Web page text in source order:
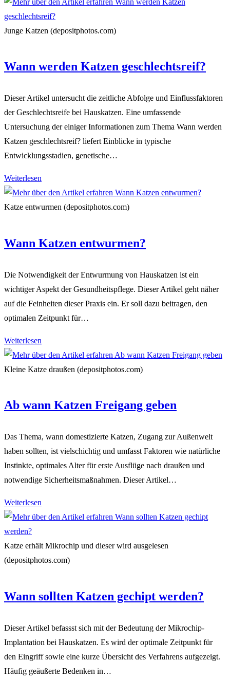
sollte
man
Junge Katzen (depositphotos.com)
Wann werden Katzen geschlechtsreif?
Dieser Artikel untersucht die zeitliche Abfolge und Einflussfaktoren
der Geschlechtsreife bei Hauskatzen. Eine umfassende
Untersuchung der einiger Informationen zum Thema Wann werden
Katzen geschlechtsreif? liefert Einblicke in typische
Entwicklungsstadien, genetische…
Weiterlesen
werden
Katzen
Katze entwurmen (depositphotos.com)
Wann Katzen entwurmen?
Die Notwendigkeit der Entwurmung von Hauskatzen ist ein
wichtiger Aspekt der Gesundheitspflege. Dieser Artikel geht näher
auf die Feinheiten dieser Praxis ein. Er soll dazu beitragen, den
optimalen Zeitpunkt für…
Weiterlesen
Katzen
entwurmen?
Kleine Katze draußen (depositphotos.com)
Ab wann Katzen Freigang geben
Das Thema, wann domestizierte Katzen, Zugang zur Außenwelt
haben sollten, ist vielschichtig und umfasst Faktoren wie natürliche
Instinkte, optimales Alter für erste Ausflüge nach draußen und
notwendige Sicherheitsmaßnahmen. Dieser Artikel…
Weiterlesen
wann
Freigang
geben
Katze erhält Mikrochip und dieser wird ausgelesen
(depositphotos.com)
Wann sollten Katzen gechipt werden?
Dieser Artikel befassst sich mit der Bedeutung der Mikrochip-
Implantation bei Hauskatzen. Es wird der optimale Zeitpunkt für
den Eingriff sowie eine kurze Übersicht des Verfahrens aufgezeigt.
Häufig geäußerte Bedenken in…